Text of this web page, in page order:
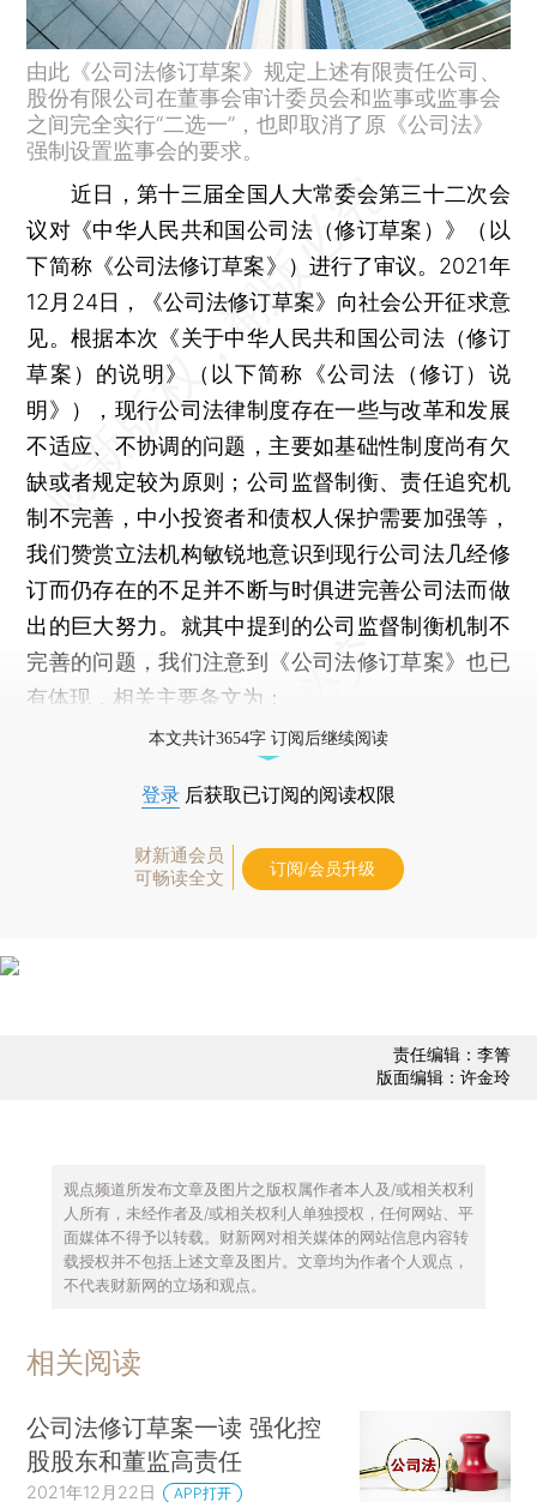
由此《公司法修订草案》规定上述有限责任公司、
股份有限公司在董事会审计委员会和监事或监事会
之间完全实行“二选一”，也即取消了原《公司法》
强制设置监事会的要求。
近日，第十三届全国人大常委会第三十二次会
议对《中华人民共和国公司法（修订草案）》（以
下简称《公司法修订草案》）进行了审议。2021年
12月24日，《公司法修订草案》向社会公开征求意
见。根据本次《关于中华人民共和国公司法（修订
草案）的说明》（以下简称《公司法（修订）说
明》），现行公司法律制度存在一些与改革和发展
不适应、不协调的问题，主要如基础性制度尚有欠
缺或者规定较为原则；公司监督制衡、责任追究机
制不完善，中小投资者和债权人保护需要加强等，
我们赞赏立法机构敏锐地意识到现行公司法几经修
订而仍存在的不足并不断与时俱进完善公司法而做
出的巨大努力。就其中提到的公司监督制衡机制不
完善的问题，我们注意到《公司法修订草案》也已
有体现，相关主要条文为：
本文共计3654字 订阅后继续阅读
登录 后获取已订阅的阅读权限
财新通会员
可畅读全文
订阅/会员升级
责任编辑：李箐
版面编辑：许金玲
观点频道所发布文章及图片之版权属作者本人及/或相关权利
人所有，未经作者及/或相关权利人单独授权，任何网站、平
面媒体不得予以转载。财新网对相关媒体的网站信息内容转
载授权并不包括上述文章及图片。文章均为作者个人观点，
不代表财新网的立场和观点。
相关阅读
公司法修订草案一读 强化控
股股东和董监高责任
2021年12月22日 APP打开